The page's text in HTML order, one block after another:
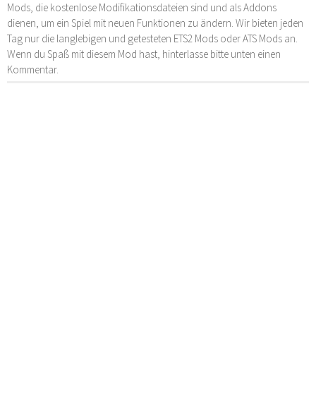
Mods, die kostenlose Modifikationsdateien sind und als Addons
dienen, um ein Spiel mit neuen Funktionen zu ändern. Wir bieten jeden
Tag nur die langlebigen und getesteten ETS2 Mods oder ATS Mods an.
Wenn du Spaß mit diesem Mod hast, hinterlasse bitte unten einen
Kommentar.